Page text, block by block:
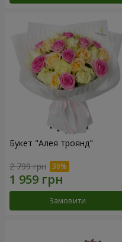
Букет "Алея троянд"
2 799 грн
Замовити